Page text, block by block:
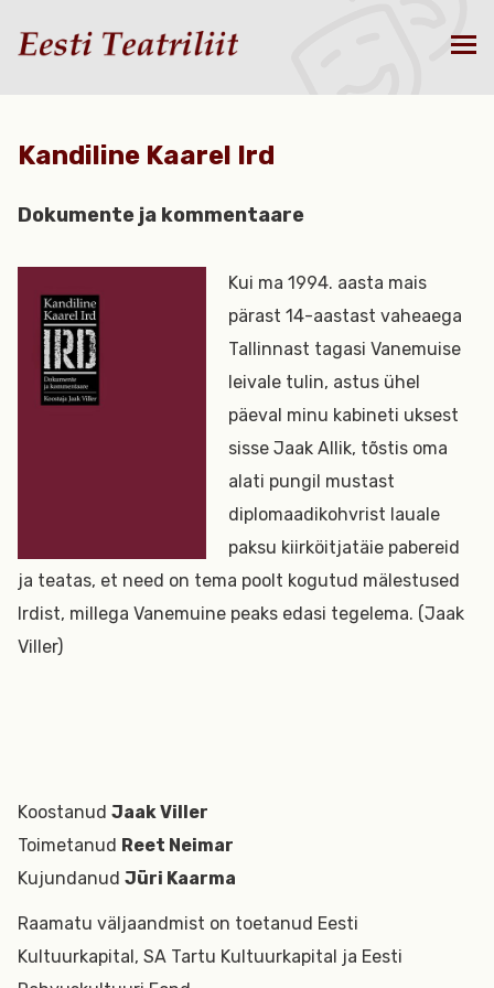
Kandiline Kaarel Ird
Dokumente ja kommentaare
Kui ma 1994. aasta mais
pärast 14-aastast vaheaega
Tallinnast tagasi Vanemuise
leivale tulin, astus ühel
päeval minu kabineti uksest
sisse Jaak Allik, tõstis oma
alati pungil mustast
diplomaadikohvrist lauale
paksu kiirköitjatäie pabereid
ja teatas, et need on tema poolt kogutud mälestused
Irdist, millega Vanemuine peaks edasi tegelema. (Jaak
Viller)
Koostanud Jaak Viller
Toimetanud Reet Neimar
Kujundanud Jüri Kaarma
Raamatu väljaandmist on toetanud Eesti
Kultuurkapital, SA Tartu Kultuurkapital ja Eesti